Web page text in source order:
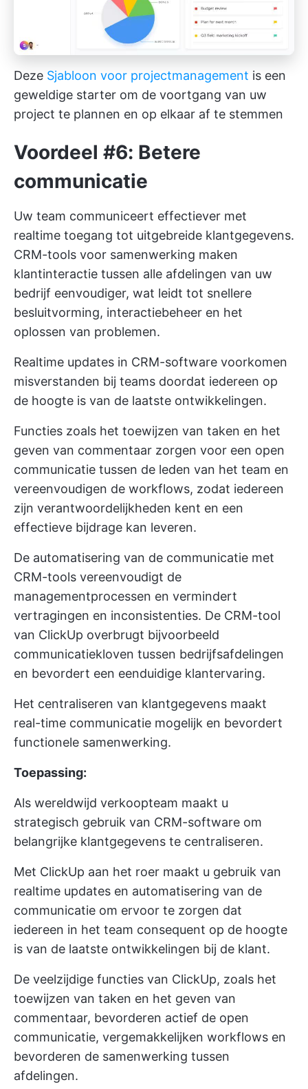
Deze Sjabloon voor projectmanagement is een
geweldige starter om de voortgang van uw
project te plannen en op elkaar af te stemmen
Voordeel #6: Betere
communicatie
Uw team communiceert effectiever met
realtime toegang tot uitgebreide klantgegevens.
CRM-tools voor samenwerking maken
klantinteractie tussen alle afdelingen van uw
bedrijf eenvoudiger, wat leidt tot snellere
besluitvorming, interactiebeheer en het
oplossen van problemen.
Realtime updates in CRM-software voorkomen
misverstanden bij teams doordat iedereen op
de hoogte is van de laatste ontwikkelingen.
Functies zoals het toewijzen van taken en het
geven van commentaar zorgen voor een open
communicatie tussen de leden van het team en
vereenvoudigen de workflows, zodat iedereen
zijn verantwoordelijkheden kent en een
effectieve bijdrage kan leveren.
De automatisering van de communicatie met
CRM-tools vereenvoudigt de
managementprocessen en vermindert
vertragingen en inconsistenties. De CRM-tool
van ClickUp overbrugt bijvoorbeeld
communicatiekloven tussen bedrijfsafdelingen
en bevordert een eenduidige klantervaring.
Het centraliseren van klantgegevens maakt
real-time communicatie mogelijk en bevordert
functionele samenwerking.
Toepassing:
Als wereldwijd verkoopteam maakt u
strategisch gebruik van CRM-software om
belangrijke klantgegevens te centraliseren.
Met ClickUp aan het roer maakt u gebruik van
realtime updates en automatisering van de
communicatie om ervoor te zorgen dat
iedereen in het team consequent op de hoogte
is van de laatste ontwikkelingen bij de klant.
De veelzijdige functies van ClickUp, zoals het
toewijzen van taken en het geven van
commentaar, bevorderen actief de open
communicatie, vergemakkelijken workflows en
bevorderen de samenwerking tussen
afdelingen.